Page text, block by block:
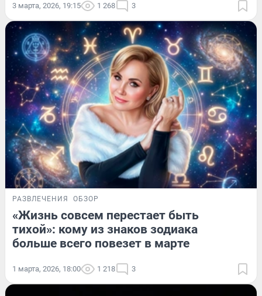
3 марта, 2026, 19:15 1 268 3
РАЗВЛЕЧЕНИЯ ОБЗОР
«Жизнь совсем перестает быть
тихой»: кому из знаков зодиака
больше всего повезет в марте
1 марта, 2026, 18:00 1 218 3